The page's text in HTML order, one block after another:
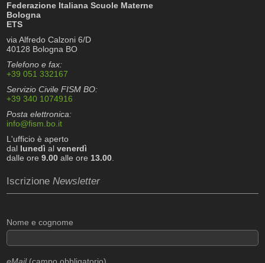
Federazione Italiana Scuole Materne
Bologna
ETS
via Alfredo Calzoni 6/D
40128 Bologna BO
Telefono e fax:
+39 051 332167
Servizio Civile FISM BO:
+39 340 1074916
Posta elettronica:
info@fism.bo.it
L'ufficio è aperto
dal lunedì alvenerdì
dalle ore9.00 alle ore 13.00.
IscrizioneNewsletter
Nome e cognome
eMail(campo obbligatorio)